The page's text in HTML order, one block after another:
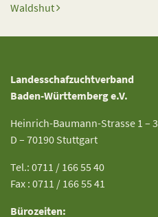
Waldshut
Landesschafzuchtverband
Baden-Württemberg e.V.
Heinrich-Baumann-Strasse 1 – 3
D – 70190 Stuttgart
Tel.: 0711 / 166 55 40
Fax : 0711 / 166 55 41
Bürozeiten: